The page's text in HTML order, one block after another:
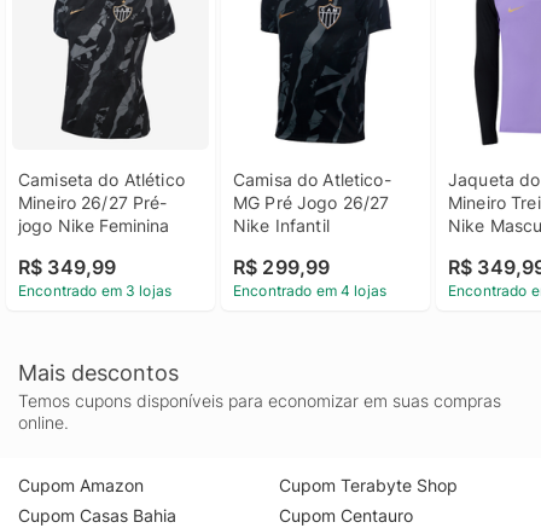
Camiseta do Atlético
Mineiro 26/27 Pré-
jogo Nike Feminina
R$ 349,99
Encontrado em 3 lojas
Camisa do Atletico-
MG Pré Jogo 26/27
Nike Infantil
R$ 299,99
Encontrado em 4 lojas
Jaqueta
Mineiro
Nike
R$
Encontrado
Mais descontos
Temos cupons disponíveis para economizar em suas compras
online.
Cupom Amazon
Cupom Casas Bahia
Cupom Terabyte Shop
Cupom Centauro